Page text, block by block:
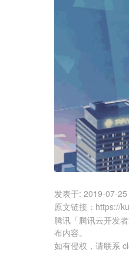
发表于: 2019-07-25
原文链接 ： https://
腾讯「腾讯云开发
布内容。
如有侵权，请联系